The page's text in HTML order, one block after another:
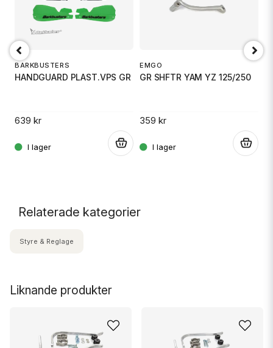
BARKBUSTERS
HANDGUARD PLAST.VPS GR
639 kr
EMGO
GR SHFTR YAM YZ 125/250
359 kr
Liknande produkter
Relaterade kategorier
Styre & Reglage